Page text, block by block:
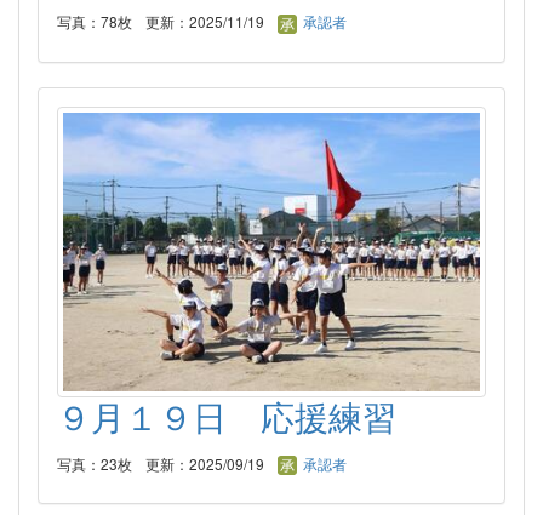
写真：78枚 更新：2025/11/19 承認者
９月１９日 応援練習
写真：23枚 更新：2025/09/19 承認者